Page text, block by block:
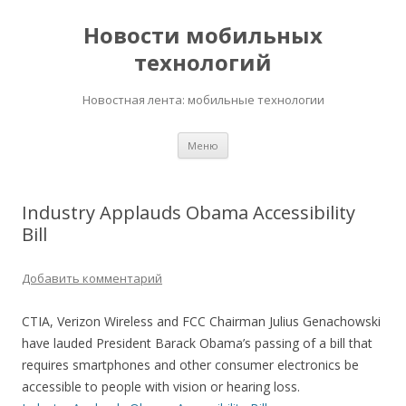
Новости мобильных
технологий
Новостная лента: мобильные технологии
Меню
Industry Applauds Obama Accessibility
Bill
Добавить комментарий
CTIA, Verizon Wireless and FCC Chairman Julius Genachowski
have lauded President Barack Obama’s passing of a bill that
requires smartphones and other consumer electronics be
accessible to people with vision or hearing loss.